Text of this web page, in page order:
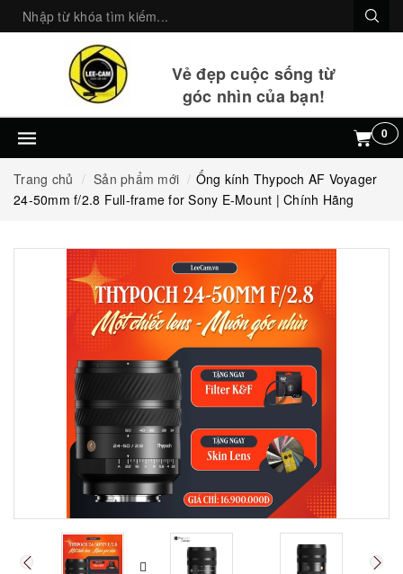
Vẻ đẹp cuộc sống từ
góc nhìn của bạn!
0
Trang chủ Sản phẩm mới
Ống kính Thypoch AF Voyager
24-50mm f/2.8 Full-frame for Sony E-Mount | Chính Hãng